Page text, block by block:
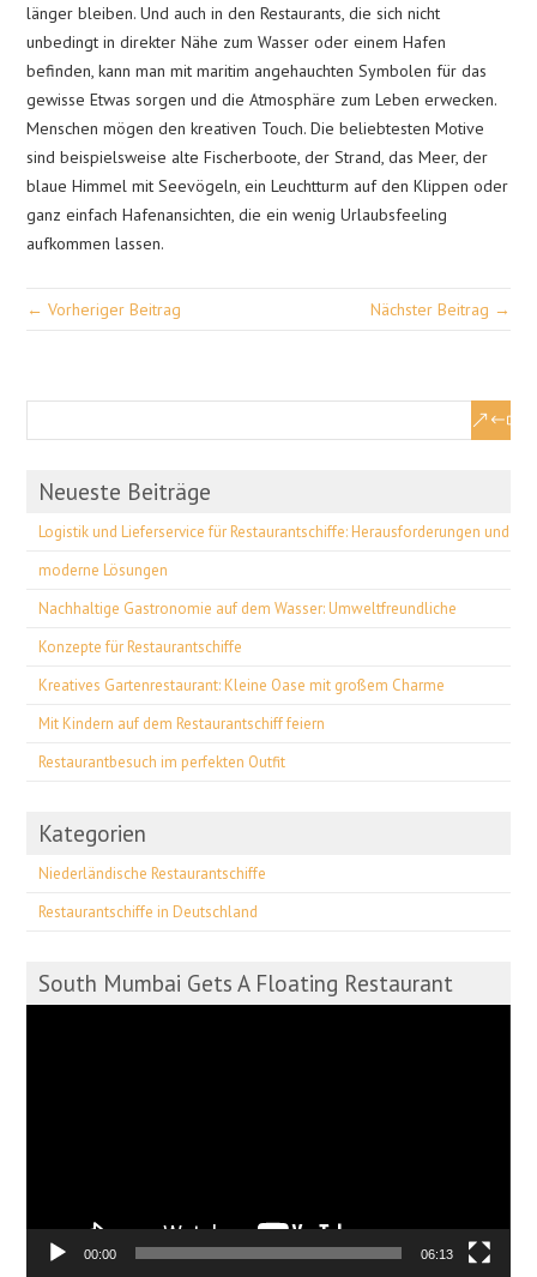
länger bleiben. Und auch in den Restaurants, die sich nicht
unbedingt in direkter Nähe zum Wasser oder einem Hafen
befinden, kann man mit maritim angehauchten Symbolen für das
gewisse Etwas sorgen und die Atmosphäre zum Leben erwecken.
Menschen mögen den kreativen Touch. Die beliebtesten Motive
sind beispielsweise alte Fischerboote, der Strand, das Meer, der
blaue Himmel mit Seevögeln, ein Leuchtturm auf den Klippen oder
ganz einfach Hafenansichten, die ein wenig Urlaubsfeeling
aufkommen lassen.
← Vorheriger Beitrag Nächster Beitrag →
Neueste Beiträge
Logistik und Lieferservice für Restaurantschiffe: Herausforderungen und
moderne Lösungen
Nachhaltige Gastronomie auf dem Wasser: Umweltfreundliche
Konzepte für Restaurantschiffe
Kreatives Gartenrestaurant: Kleine Oase mit großem Charme
Mit Kindern auf dem Restaurantschiff feiern
Restaurantbesuch im perfekten Outfit
Kategorien
Niederländische Restaurantschiffe
Restaurantschiffe in Deutschland
South Mumbai Gets A Floating Restaurant
00:00 06:13